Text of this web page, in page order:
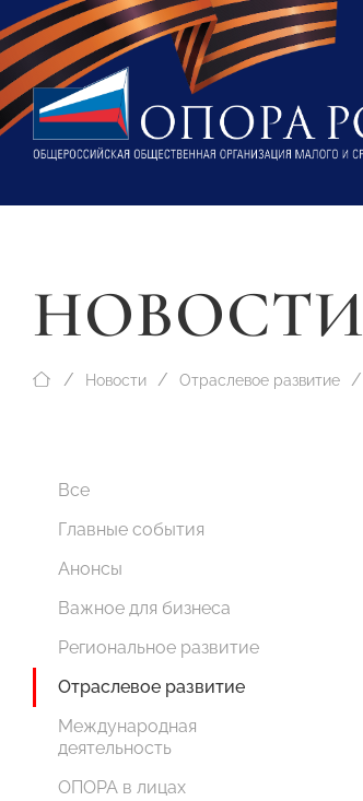
НОВОСТИ
Новости Отраслевое развитие
Все
Главные события
Анонсы
Важное для бизнеса
Региональное развитие
Отраслевое развитие
Международная
деятельность
ОПОРА в лицах